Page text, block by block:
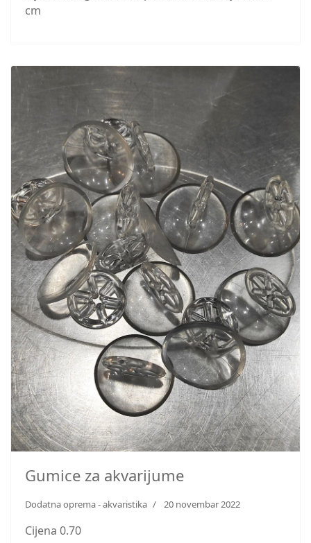
cm
Gumice za akvarijume
Dodatna oprema - akvaristika 20 novembar 2022
Cijena 0.70